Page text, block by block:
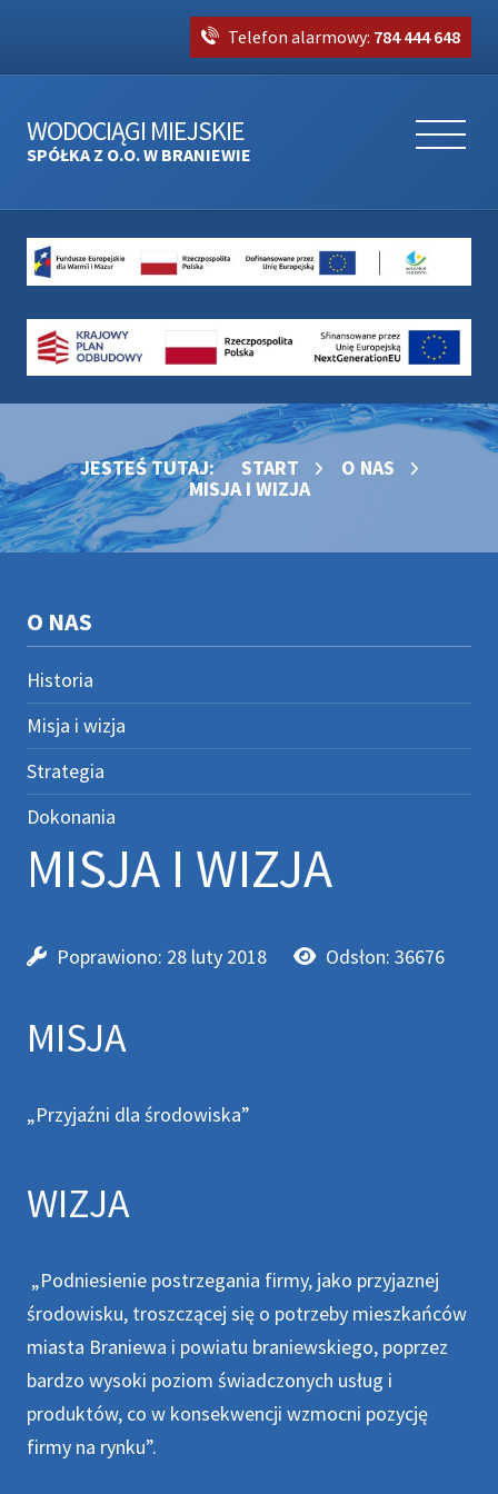
Telefon alarmowy: 784 444 648
WODOCIĄGI MIEJSKIE
SPÓŁKA Z O.O. W BRANIEWIE
JESTEŚ TUTAJ: START
O NAS
MISJA I WIZJA
O NAS
Historia
Misja i wizja
Strategia
Dokonania
MISJA I WIZJA
Poprawiono: 28 luty 2018 Odsłon: 36676
MISJA
„Przyjaźni dla środowiska”
WIZJA
„Podniesienie postrzegania firmy, jako przyjaznej
środowisku, troszczącej się o potrzeby mieszkańców
miasta Braniewa i powiatu braniewskiego, poprzez
bardzo wysoki poziom świadczonych usług i
produktów, co w konsekwencji wzmocni pozycję
firmy na rynku”.